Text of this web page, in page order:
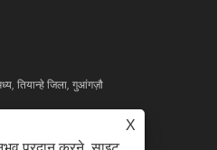
तियान्हे जिला, गुआंगज़ौ
X